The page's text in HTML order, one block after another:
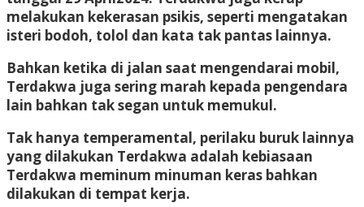
melakukan kekerasan psikis, seperti mengatakan
isteri bodoh, tolol dan kata tak pantas lainnya.
Bahkan ketika di jalan saat mengendarai mobil,
Terdakwa juga sering marah kepada pengendara
lain bahkan tak segan untuk memukul.
Tak hanya temperamental, perilaku buruk lainnya
yang dilakukan Terdakwa adalah kebiasaan
Terdakwa meminum minuman keras bahkan
dilakukan di tempat kerja.